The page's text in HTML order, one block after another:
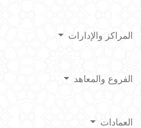
المراكز والإدارات
الفروع والمعاهد
العمادات